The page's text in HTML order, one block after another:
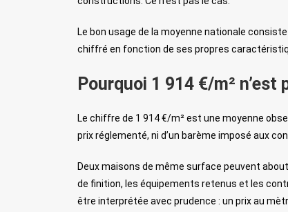
Le bon usage de la moyenne nationale
chiffré en fonction de ses propres
Pourquoi 1 914 €/m²
Le chiffre de 1 914 €/m² est une moyenne
prix réglementé, ni d’un barème imposé aux
Deux maisons de même surface peuvent
de finition, les équipements retenus et les
être interprétée avec prudence : un prix au